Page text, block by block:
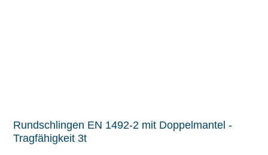
Rundschlingen EN 1492-2 mit Doppelmantel -
Tragfähigkeit 3t